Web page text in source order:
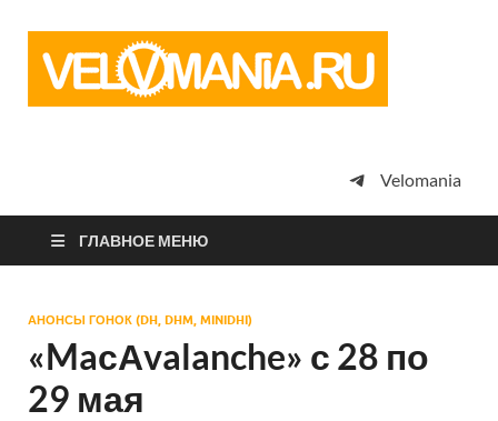
просто
Velomania
ГЛАВНОЕ МЕНЮ
АНОНСЫ ГОНОК (DH, DHM, MINIDHI)
«MaсАvalanche» с 28 по
29 мая